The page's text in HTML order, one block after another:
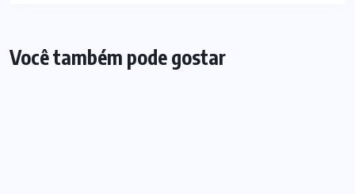
Você também pode gostar